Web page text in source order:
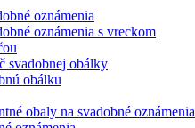
oznámenia
oznámenia s vreckom
svadobnej obálky
obálku
obaly na svadobné oznámenia